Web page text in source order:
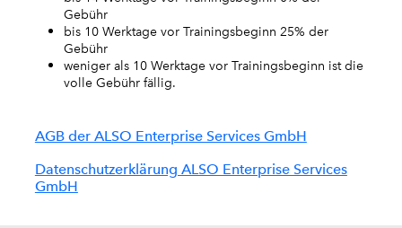
Gebühr
bis 10 Werktage vor Trainingsbeginn 25% der
Gebühr
weniger als 10 Werktage vor Trainingsbeginn ist die
volle Gebühr fällig.
AGB der ALSO Enterprise Services GmbH
Datenschutzerklärung ALSO Enterprise Services
GmbH